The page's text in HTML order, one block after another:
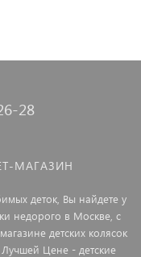
28
МАГАЗИН
деток, Вы найдете у
недорого в Москве, с
детских колясок
Цене - детские